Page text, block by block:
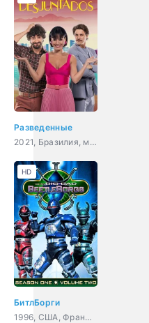
Разведенные
2021, Бразилия, мелодрама, комедия
БитлБорги
1996, США, Франция, Япония, фантастика, фэнтези, боевик, комедия, приключения, семейный
HD